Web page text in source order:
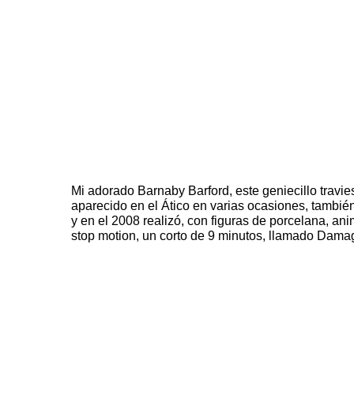
Mi adorado Barnaby Barford, este geniecillo
aparecido en el Ático en varias ocasiones,
y en el 2008 realizó, con figuras de porcelana,
stop motion, un corto de 9 minutos, llamado